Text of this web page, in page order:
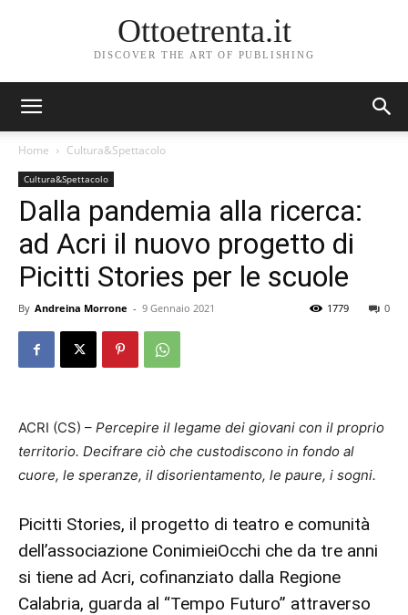
Ottoetrenta.it
DISCOVER THE ART OF PUBLISHING
Home Cultura&Spettacolo
Cultura&Spettacolo
Dalla pandemia alla ricerca:
ad Acri il nuovo progetto di
Picitti Stories per le scuole
By Andreina Morrone - 9 Gennaio 2021 0
1779
ACRI (CS) – Percepire il legame dei giovani con il proprio
territorio. Decifrare ciò che custodiscono in fondo al
cuore, le speranze, il disorientamento, le paure, i sogni.
Picitti Stories, il progetto di teatro e comunità
dell’associazione ConimieiOcchi che da tre anni
si tiene ad Acri, cofinanziato dalla Regione
Calabria, guarda al “Tempo Futuro” attraverso